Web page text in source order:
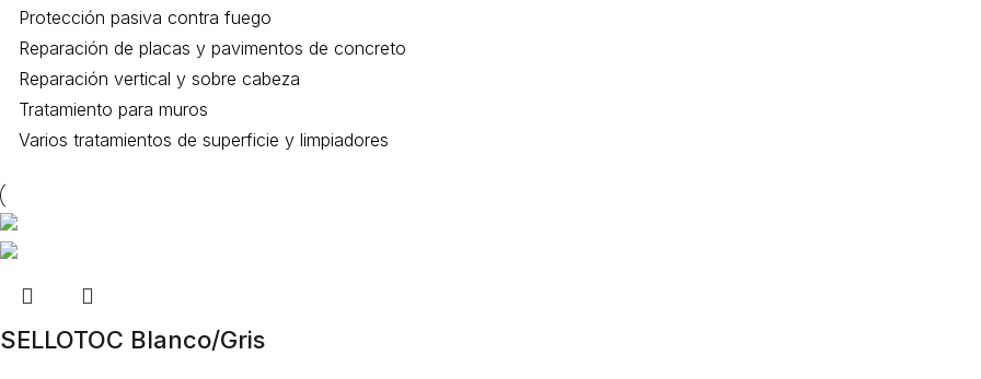
Protección pasiva contra fuego
Reparación de placas y pavimentos de concreto
Reparación vertical y sobre cabeza
Tratamiento para muros
Varios tratamientos de superficie y limpiadores
SELLOTOC Blanco/Gris